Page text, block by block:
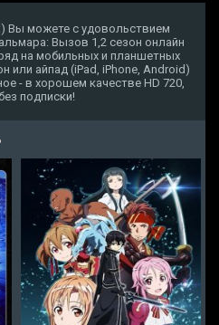
Вы можете с удовольствием
Вызов 1,2 сезон онлайн
на мобильных и планшетных
или айпад (iPad, iPhone, Android)
- в хорошем качестве HD 720,
подписки!